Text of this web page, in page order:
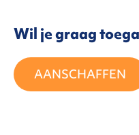
Wil je graag
AANSCHAFFEN